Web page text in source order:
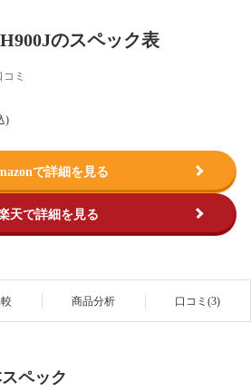
のスペック表
ミ
)
で詳細を見る
天で詳細を見る
商品分析 口コミ(3)
ペック